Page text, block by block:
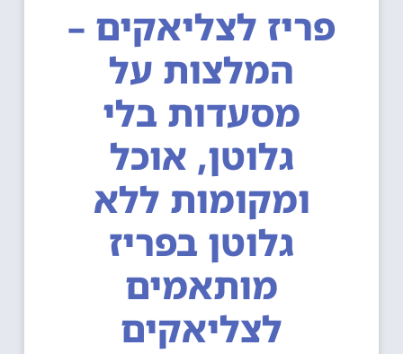
פריז לצליאקים –
המלצות על
מסעדות בלי
גלוטן, אוכל
ומקומות ללא
גלוטן בפריז
מותאמים
לצליאקים